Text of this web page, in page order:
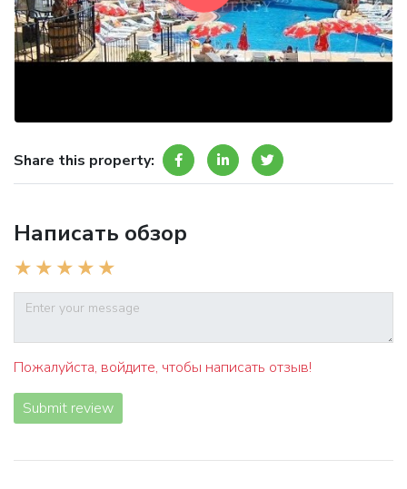
Share this property:
Написать обзор
Пожалуйста, войдите, чтобы написать отзыв!
Submit review